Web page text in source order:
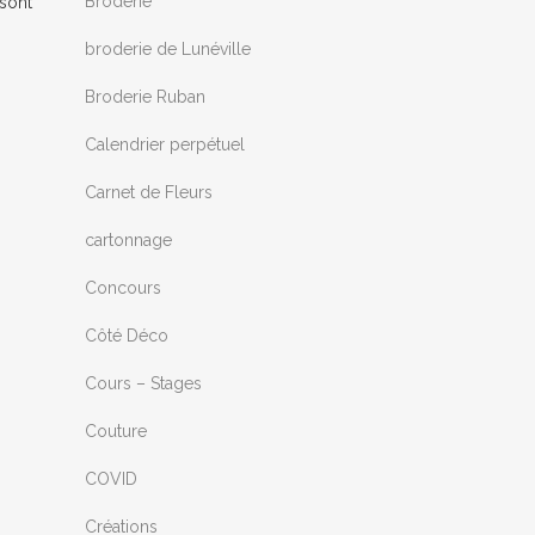
broderie de Lunéville
Broderie Ruban
Calendrier perpétuel
Carnet de Fleurs
cartonnage
Concours
Côté Déco
Cours – Stages
Couture
COVID
Créations